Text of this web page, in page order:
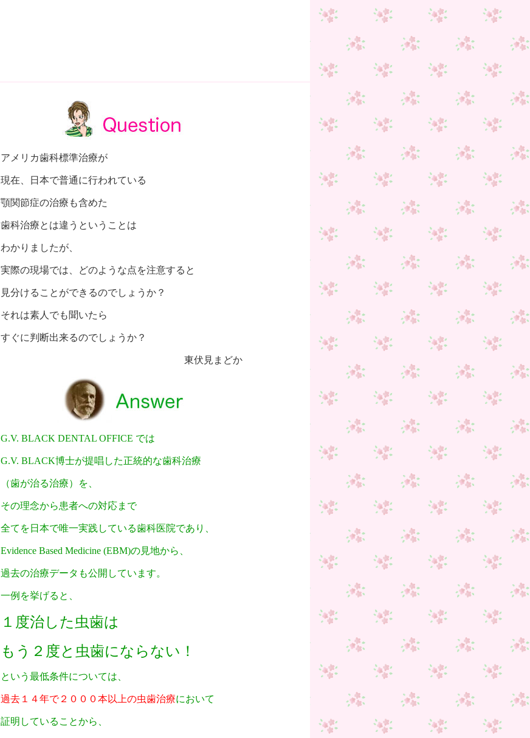
アメリカ歯科標準治療が
現在、日本で普通に行われている
顎関節症の治療も含めた
歯科治療とは違うということは
わかりましたが、
実際の現場では、どのような点を注意すると
見分けることができるのでしょうか？
それは素人でも聞いたら
すぐに判断出来るのでしょうか？
東伏見まどか
G.V. BLACK DENTAL OFFICE では
G.V. BLACK博士が提唱した正統的な歯科治療
（歯が治る治療）を、
その理念から患者への対応まで
全てを日本で唯一実践している歯科医院であり、
Evidence Based Medicine (EBM)の見地から、
過去の治療データも公開しています。
一例を挙げると、
１度治した虫歯は
もう２度と虫歯にならない！
という最低条件については、
過去１４年で２０００本以上の虫歯治療において
証明していることから、